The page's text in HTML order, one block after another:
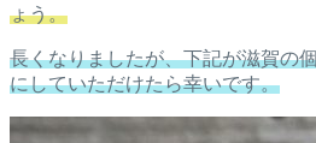
ょう。
長くなりましたが、下記が滋賀の
にしていただけたら幸いです。